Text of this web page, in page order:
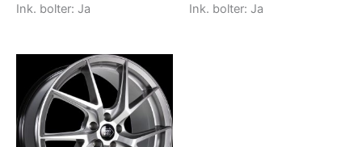
Ink. bolter: Ja
Ink. bolter: Ja